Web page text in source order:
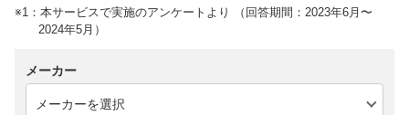
※1：本サービスで実施のアンケートより （回答期間：2023年6月〜
2024年5月）
メーカー